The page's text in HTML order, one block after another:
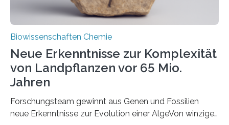
Biowissenschaften Chemie
Neue Erkenntnisse zur Komplexität
von Landpflanzen vor 65 Mio.
Jahren
Forschungsteam gewinnt aus Genen und Fossilien
neue Erkenntnisse zur Evolution einer AlgeVon winzigen